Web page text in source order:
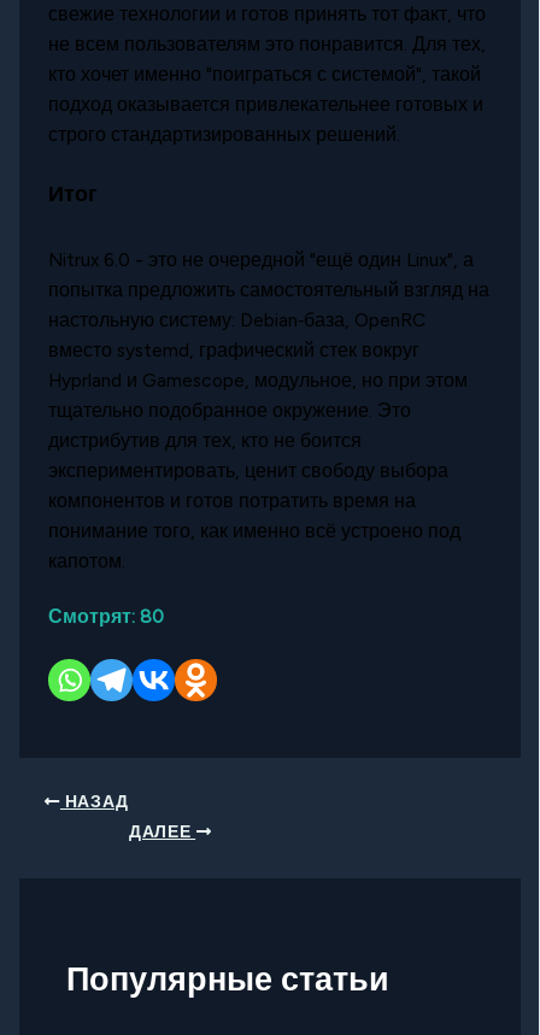
свежие технологии и готов принять тот факт, что
не всем пользователям это понравится. Для тех,
кто хочет именно "поиграться с системой", такой
подход оказывается привлекательнее готовых и
строго стандартизированных решений.
Итог
Nitrux 6.0 - это не очередной "ещё один Linux", а
попытка предложить самостоятельный взгляд на
настольную систему: Debian‑база, OpenRC
вместо systemd, графический стек вокруг
Hyprland и Gamescope, модульное, но при этом
тщательно подобранное окружение. Это
дистрибутив для тех, кто не боится
экспериментировать, ценит свободу выбора
компонентов и готов потратить время на
понимание того, как именно всё устроено под
капотом.
Смотрят: 80
НАЗАД
ДАЛЕЕ
Популярные статьи